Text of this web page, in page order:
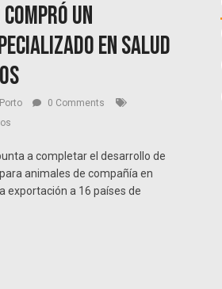
compró un
en salud
0 Comments
a completar el desarrollo de
animales de compañía en
exportación a 16 países de